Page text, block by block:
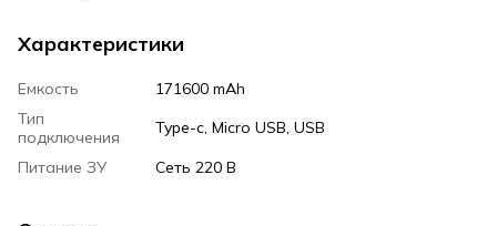
Характеристики
Емкость
171600 mAh
Тип
подключения
Type-c, Micro USB, USB
Питание ЗУ
Сеть 220 В